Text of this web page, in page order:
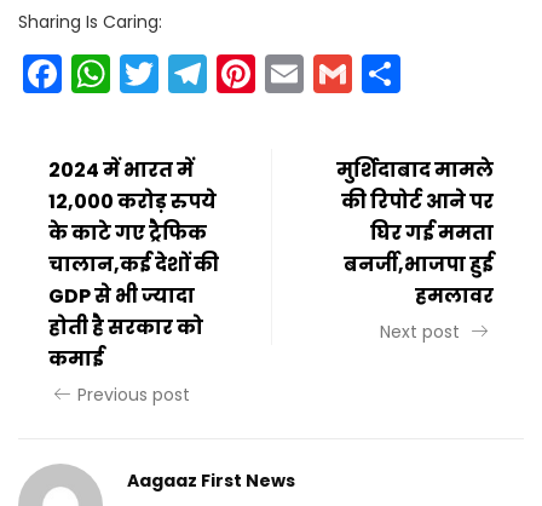
Sharing Is Caring:
Facebook
WhatsApp
Twitter
Telegram
Pinterest
EmailGmail
2024 में भारत में
12,000 करोड़ रुपये
के काटे गए ट्रैफिक
चालान,कई देशों की
GDP से भी ज्यादा
होती है सरकार को
कमाई
Previous post
मुर्शिदाबाद मामले
की रिपोर्ट आने पर
घिर गई ममता
बनर्जी,भाजपा हुई
हमलावर
Next post
Aagaaz First News